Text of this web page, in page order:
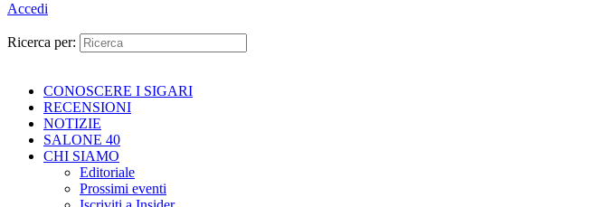
Accedi
Ricerca per:
CONOSCERE I SIGARI
RECENSIONI
NOTIZIE
SALONE 40
CHI SIAMO
Editoriale
Prossimi eventi